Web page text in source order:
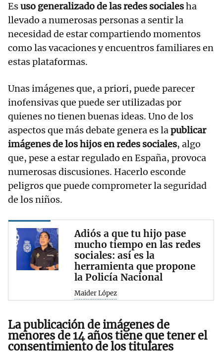
Esuso generalizado de las redes socialesha
llevado a numerosas personas a sentir la
necesidad de estar compartiendo momentos
como las vacaciones y encuentros familiares en
estas plataformas.
Unas imágenes que, a priori, puede parecer
inofensivas que puede ser utilizadas por
quienes no tienen buenas ideas. Uno de los
aspectos que más debate genera es lapublicar
imágenes de los hijos en redes sociales, algo
que, pese a estar regulado en España, provoca
numerosas discusiones. Hacerlo esconde
peligros que puede comprometer la seguridad
de los niños.
Adiós a que tu hijo pase
mucho tiempo en las redes
sociales: así es la
herramienta que propone
la Policía Nacional
Maider López
La publicación de imágenes de
menores de 14 años tiene que tener el
consentimiento de los titulares